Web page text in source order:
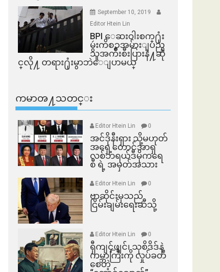
September 10, 2019
Editor Htein Lin
BPI ​ေဆးဝါးစက္​႐ုံး
မွဴးကိစၥအမ်ားျပည္​
သူအက်ိဳးစီးပြားနဲ႔ဆို
င္​လို႔ တရား႐ုံးမွာဘဲေျပာမယ္​
ကမာၻ႔သတင္း
Editor Htein Lin 0
အင်ဒိုနီးရှား သို့မဟုတ်
အရှေ့တောင်အာရှ
လစ်ဘရယ်ဒီမိုကရေ
စီ ရဲ့ အမှတ်အသား
Editor Htein Lin 0
ဗာဆိုင်းမှသည်
ငြိမ်းချမ်းရေးဆီသို့
Editor Htein Lin 0
ရှီကျင့်ဖျင်၊ သုစိဒိဒ်နဲ့
ကမ္ဘာကြီးကို လှုပ်ခတ်
စေတဲ့